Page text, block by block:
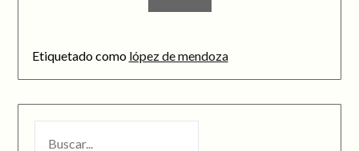
Etiquetado como lópez de mendoza